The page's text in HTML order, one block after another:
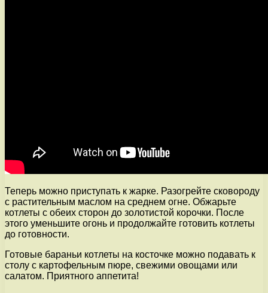
Теперь можно приступать к жарке. Разогрейте сковороду
с растительным маслом на среднем огне. Обжарьте
котлеты с обеих сторон до золотистой корочки. После
этого уменьшите огонь и продолжайте готовить котлеты
до готовности.
Готовые бараньи котлеты на косточке можно подавать к
столу с картофельным пюре, свежими овощами или
салатом. Приятного аппетита!